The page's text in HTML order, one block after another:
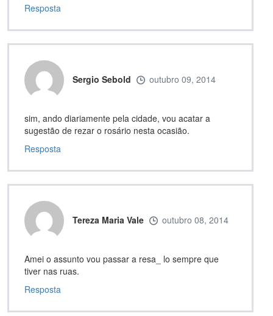
Resposta
Sergio Sebold outubro 09, 2014
sim, ando diariamente pela cidade, vou acatar a
sugestão de rezar o rosário nesta ocasião.
Resposta
Tereza Maria Vale outubro 08, 2014
Amei o assunto vou passar a resa_ lo sempre que
tiver nas ruas.
Resposta